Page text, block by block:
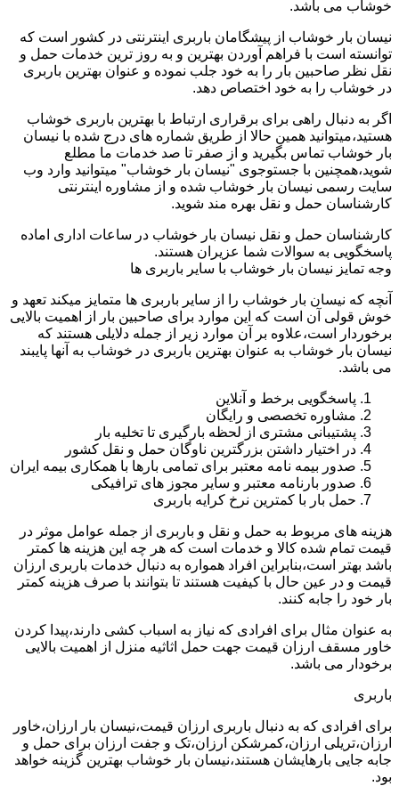
خوشاب می باشد.
نیسان بار خوشاب از پیشگامان باربری اینترنتی در کشور است که
توانسته است با فراهم آوردن بهترین و به روز ترین خدمات حمل و
نقل نظر صاحبین بار را به خود جلب نموده و عنوان بهترین باربری
در خوشاب را به خود اختصاص دهد.
اگر به دنبال راهی برای برقراری ارتباط با بهترین باربری خوشاب
هستید،میتوانید همین حالا از طریق شماره های درج شده با نیسان
بار خوشاب تماس بگیرید و از صفر تا صد خدمات ما مطلع
شوید،همچنین با جستوجوی "نیسان بار خوشاب" میتوانید وارد وب
سایت رسمی نیسان بار خوشاب شده و از مشاوره اینترنتی
کارشناسان حمل و نقل بهره مند شوید.
کارشناسان حمل و نقل نیسان بار خوشاب در ساعات اداری اماده
پاسخگویی به سوالات شما عزیران هستند.
وجه تمایز نیسان بار خوشاب با سایر باربری ها
آنچه که نیسان بار خوشاب را از سایر باربری ها متمایز میکند تعهد و
خوش قولی آن است که این موارد برای صاحبین بار از اهمیت بالایی
برخوردار است،علاوه بر آن موارد زیر از جمله دلایلی هستند که
نیسان بار خوشاب به عنوان بهترین باربری در خوشاب به آنها پایبند
می باشد.
پاسخگویی برخط و آنلاین
مشاوره تخصصی و رایگان
پشتیبانی مشتری از لحظه بارگیری تا تخلیه بار
در اختیار داشتن بزرگترین ناوگان حمل و نقل کشور
صدور بیمه نامه معتبر برای تمامی بارها با همکاری بیمه ایران
صدور بارنامه معتبر و سایر مجوز های ترافیکی
حمل بار با کمترین نرخ کرایه باربری
هزینه های مربوط به حمل و نقل و باربری از جمله عوامل موثر در
قیمت تمام شده کالا و خدمات است که هر چه این هزینه ها کمتر
باشد بهتر است،بنابراین افراد همواره به دنبال خدمات باربری ارزان
قیمت و در عین حال با کیفیت هستند تا بتوانند با صرف هزینه کمتر
بار خود را جابه کنند.
به عنوان مثال برای افرادی که نیاز به اسباب کشی دارند،پیدا کردن
خاور مسقف ارزان قیمت جهت حمل اثاثیه منزل از اهمیت بالایی
برخودار می باشد.
باربری
برای افرادی که به دنبال باربری ارزان قیمت،نیسان بار ارزان،خاور
ارزان،تریلی ارزان،کمرشکن ارزان،تک و جفت ارزان برای حمل و
جابه جایی بارهایشان هستند،نیسان بار خوشاب بهترین گزینه خواهد
بود.